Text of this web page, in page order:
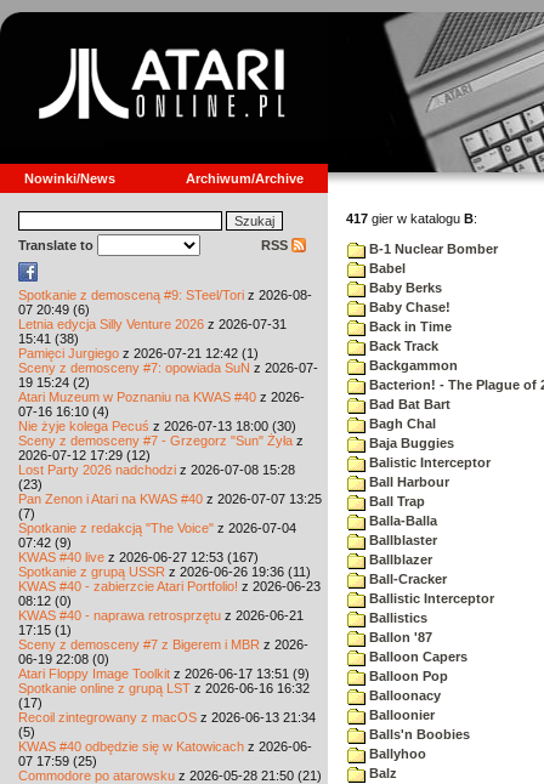
Nowinki/News Archiwum/Archive
Translate to RSS
Spotkanie z demosceną #9: STeel/Tori z 2026-08-
07 20:49 (6)
Letnia edycja Silly Venture 2026 z 2026-07-31
15:41 (38)
Pamięci Jurgiego z 2026-07-21 12:42 (1)
Sceny z demosceny #7: opowiada SuN z 2026-07-
19 15:24 (2)
Atari Muzeum w Poznaniu na KWAS #40 z 2026-
07-16 16:10 (4)
Nie żyje kolega Pecuś z 2026-07-13 18:00 (30)
Sceny z demosceny #7 - Grzegorz "Sun" Żyła z
2026-07-12 17:29 (12)
Lost Party 2026 nadchodzi z 2026-07-08 15:28
(23)
Pan Zenon i Atari na KWAS #40 z 2026-07-07 13:25
(7)
Spotkanie z redakcją "The Voice" z 2026-07-04
07:42 (9)
KWAS #40 live z 2026-06-27 12:53 (167)
Spotkanie z grupą USSR z 2026-06-26 19:36 (11)
KWAS #40 - zabierzcie Atari Portfolio! z 2026-06-23
08:12 (0)
KWAS #40 - naprawa retrosprzętu z 2026-06-21
17:15 (1)
Sceny z demosceny #7 z Bigerem i MBR z 2026-
06-19 22:08 (0)
Atari Floppy Image Toolkit z 2026-06-17 13:51 (9)
Spotkanie online z grupą LST z 2026-06-16 16:32
(17)
Recoil zintegrowany z macOS z 2026-06-13 21:34
(5)
KWAS #40 odbędzie się w Katowicach z 2026-06-
07 17:59 (25)
Commodore po atarowsku z 2026-05-28 21:50 (21)
417 gier w katalogu B:
B-1 Nuclear Bomber
Babel
Baby Berks
Baby Chase!
Back in Time
Back Track
Backgammon
Bacterion! - The Plague of
Bad Bat Bart
Bagh Chal
Baja Buggies
Balistic Interceptor
Ball Harbour
Ball Trap
Balla-Balla
Ballblaster
Ballblazer
Ball-Cracker
Ballistic Interceptor
Ballistics
Ballon '87
Balloon Capers
Balloon Pop
Balloonacy
Balloonier
Balls'n Boobies
Ballyhoo
Balz